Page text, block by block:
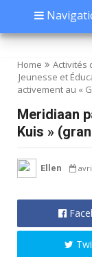
Home Activités
Jeunesse et
activement au «
Meridiaan
Kuis »
Ellen